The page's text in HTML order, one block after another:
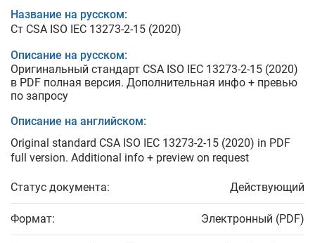
Название на русском:
Ст CSA ISO IEC 13273-2-15 (2020)
Описание на русском:
Оригинальный стандарт CSA ISO IEC 13273-2-15 (2020)
в PDF полная версия. Дополнительная инфо + превью
по запросу
Описание на английском:
Original standard CSA ISO IEC 13273-2-15 (2020) in PDF
full version. Additional info + preview on request
Статус документа: Действующий
Формат: Электронный (PDF)